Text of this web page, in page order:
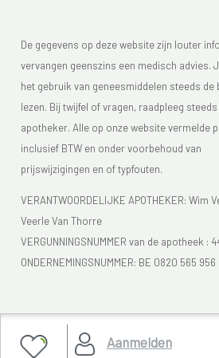
Aanmelden
De gegevens op deze website zijn louter
vervangen geenszins een medisch advies.
het gebruik van geneesmiddelen steeds de
lezen. Bij twijfel of vragen, raadpleeg
apotheker. Alle op onze website vermelde
inclusief BTW en onder voorbehoud van
prijswijzigingen en of typfouten.
VERANTWOORDELIJKE APOTHEKER: Wim
Veerle Van Thorre
VERGUNNINGSNUMMER van de apotheek :
ONDERNEMINGSNUMMER: BE 0820 565 956
Je vindt Apotheek Verbeke - Van Thorre in
van de apotheken die vergund zijn. Het FAGG